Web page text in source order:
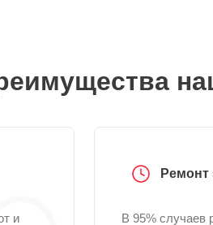
и
Ремонт
В 95% случаев